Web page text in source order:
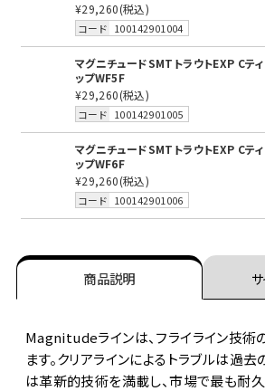
¥29,260(税込)
コード 100142901004
マグニチュードSMTトラウトEXP Cティ
ップWF5F
¥29,260(税込)
コード 100142901005
マグニチュードSMTトラウトEXP Cティ
ップWF6F
¥29,260(税込)
コード 100142901006
商品説明
Magnitudeラインは、フライライン技術
ます。クリアラインによるトラブルは過去
は革新的技術を満載し、市場で最も耐